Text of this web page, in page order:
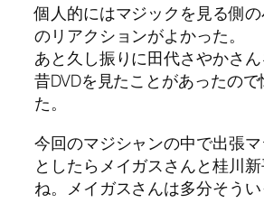
個人的にはマジックを見る側
のリアクションがよかった。
あと久し振りに田代さやかさん
昔DVDを見たことがあったの
た。
今回のマジシャンの中で出張
としたらメイガスさんと桂川
ね。メイガスさんは多分そう